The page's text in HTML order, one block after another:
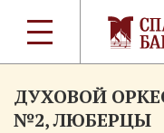
ДУХОВОЙ
№2, ЛЮБЕРЦЫ